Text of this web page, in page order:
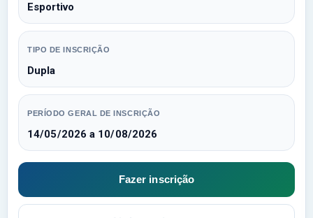
Esportivo
TIPO DE INSCRIÇÃO
Dupla
PERÍODO GERAL DE INSCRIÇÃO
14/05/2026 a 10/08/2026
Fazer inscrição